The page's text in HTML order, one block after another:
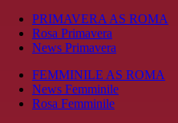
PRIMAVERA AS ROMA
Rosa Primavera
News Primavera
FEMMINILE AS ROMA
News Femminile
Rosa Femminile